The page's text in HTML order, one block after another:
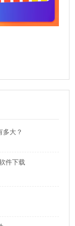
多大？
件下载